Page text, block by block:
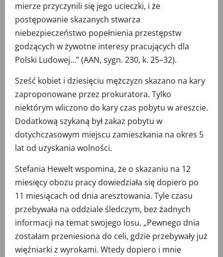
mierze przyczynili się jego ucieczki, i że
postępowanie skazanych stwarza
niebezpieczeństwo popełnienia przestępstw
godzących w żywotne interesy pracujących dla
Polski Ludowej…” (AAN, sygn. 230, k. 25–32).
Sześć kobiet i dziesięciu mężczyzn skazano na kary
zaproponowane przez prokuratora. Tylko
niektórym wliczono do kary czas pobytu w areszcie.
Dodatkową szykaną był zakaz pobytu w
dotychczasowym miejscu zamieszkania na okres 5
lat od uzyskania wolności.
Stefania Hewelt wspomina, że o skazaniu na 12
miesięcy obozu pracy dowiedziała się dopiero po
11 miesiącach od dnia aresztowania. Tyle czasu
przebywała na oddziale śledczym, bez żadnych
informacji na temat swojego losu. „Pewnego dnia
zostałam przeniesiona do celi, gdzie przebywały już
więźniarki z wyrokami. Wtedy dopiero i mnie